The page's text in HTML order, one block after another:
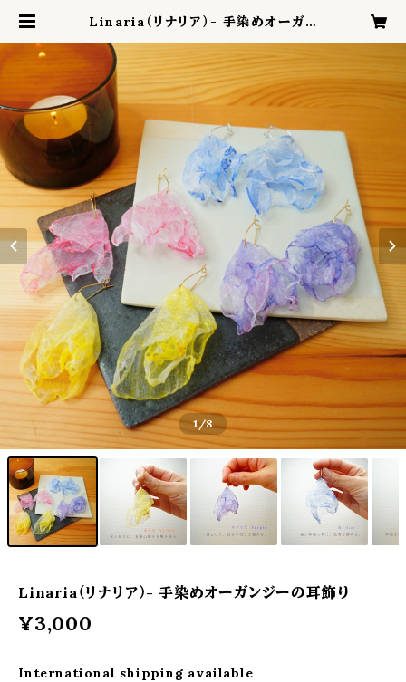
Linaria（リナリア）- 手染めオーガン
1/8
Linaria（リナリア）- 手染めオーガンジーの耳飾り
¥3,000
International shipping available